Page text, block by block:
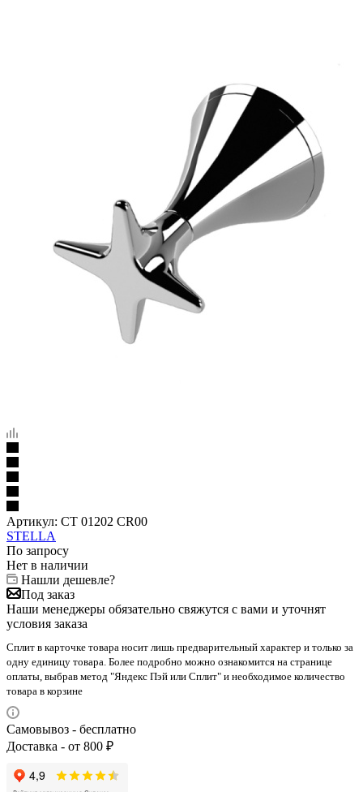
Артикул: CT 01202 CR00
STELLA
По запросу
Нет в наличии
Нашли дешевле?
Под заказ
Наши менеджеры обязательно свяжутся с вами и уточнят
условия заказа
Сплит в карточке товара носит лишь предварительный характер и только за
одну единицу товара. Более подробно можно ознакомится на странице
оплаты, выбрав метод "Яндекс Пэй или Сплит" и необходимое количество
товара в корзине
Самовывоз - бесплатно
Доставка - от 800 ₽